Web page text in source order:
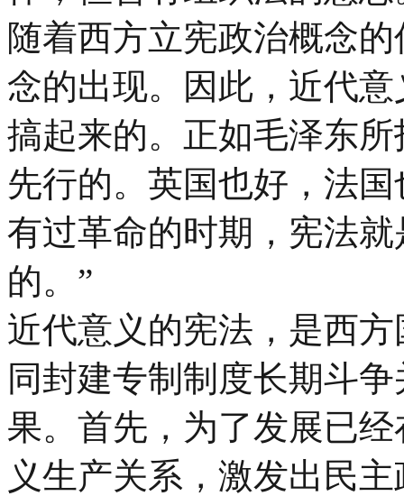
随着西方立宪政治概念
念的出现。因此，近代
搞起来的。正如毛泽东
先行的。英国也好，法
有过革命的时期，宪法
的。”
近代意义的宪法，是西
同封建专制制度长期斗
果。首先，为了发展已
义生产关系，激发出民